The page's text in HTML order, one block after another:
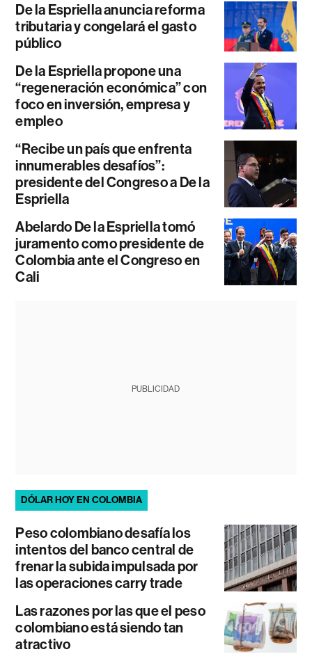
De la Espriella anuncia reforma
tributaria y congelará el gasto
público
De la Espriella propone una
“regeneración económica” con
foco en inversión, empresa y
empleo
“Recibe un país que enfrenta
innumerables desafíos”:
presidente del Congreso a De la
Espriella
Abelardo De la Espriella tomó
juramento como presidente de
Colombia ante el Congreso en
Cali
PUBLICIDAD
DÓLAR HOY EN COLOMBIA
Peso colombiano desafía los
intentos del banco central de
frenar la subida impulsada por
las operaciones carry trade
Las razones por las que el peso
colombiano está siendo tan
atractivo